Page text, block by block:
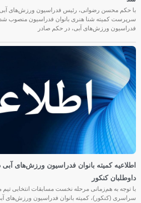
با حکم محسن رضوانی، رئیس فدراسیون ورزش‌های آبی،
سرپرست کمیته شنا هنری بانوان فدراسیون منصوب
فدراسیون ورزش‌های آبی، در حکم صادر
اطلاعیه کمیته بانوان فدراسیون ورزش‌های آبی
داوطلبان کنکور
با توجه به هم‌زمانی مرحله نخست مسابقات انتخابی تیم
سراسری (کنکور)، کمیته بانوان فدراسیون ورزش‌های آبی